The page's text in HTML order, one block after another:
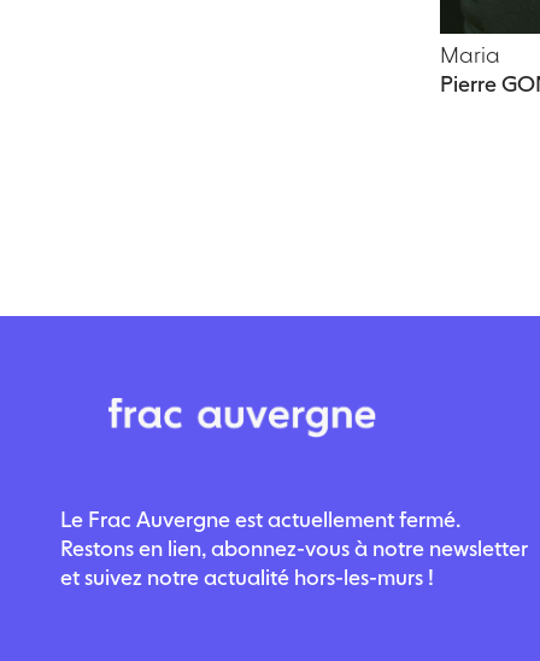
Maria
Pierre
Le Frac Auvergne est actuellement fermé.
Restons en lien, abonnez-vous à notre newsletter
et suivez notre actualité hors-les-murs !